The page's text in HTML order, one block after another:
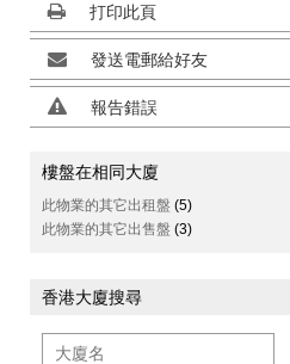
打印此頁
發送電郵給好友
報告錯誤
樓盤在相同大廈
此物業的其它出租盤 (5)
此物業的其它出售盤 (3)
香港大廈搜尋